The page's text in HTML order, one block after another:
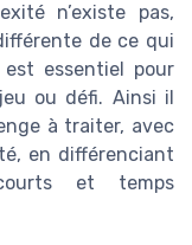
n’existe pas,
de ce qui
essentiel pour
ou défi. Ainsi il
à traiter, avec
en différenciant
et temps